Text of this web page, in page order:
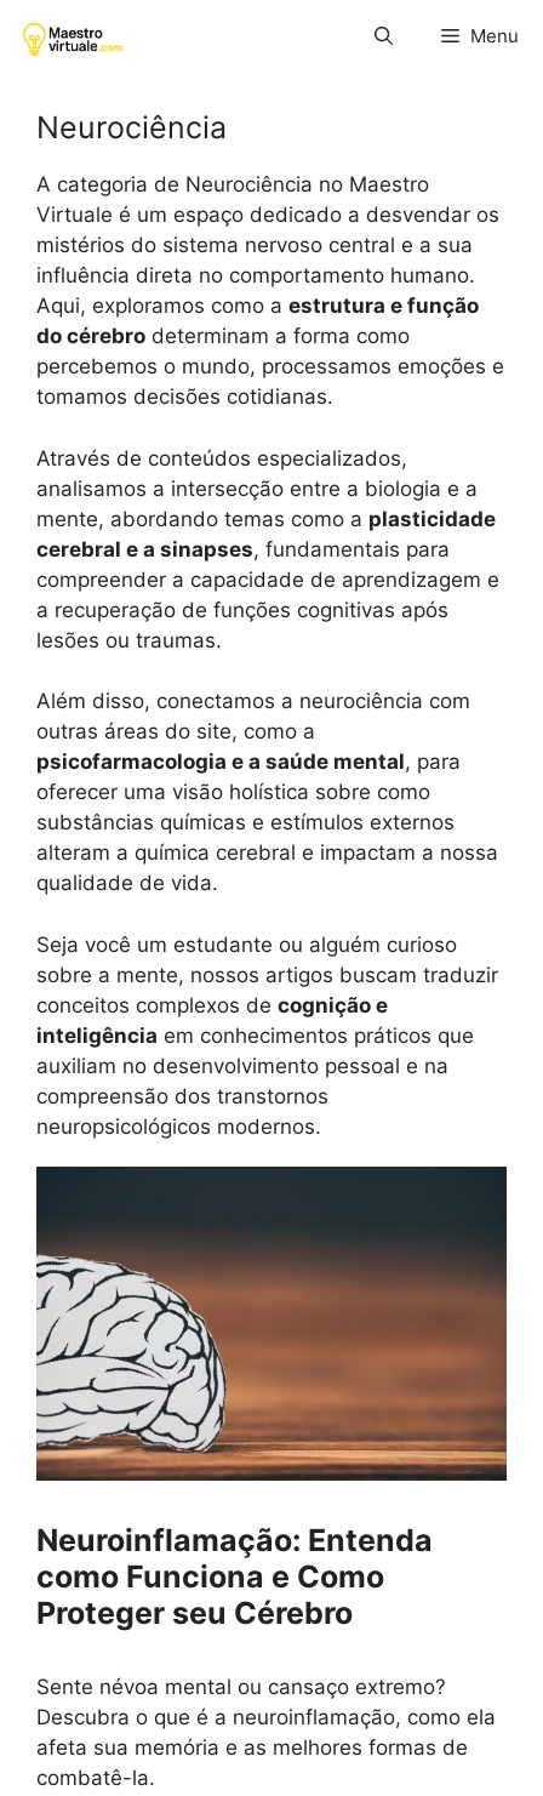
para
Menu
Neurociência
A categoria de Neurociência no Maestro
Virtuale é um espaço dedicado a desvendar os
mistérios do sistema nervoso central e a sua
influência direta no comportamento humano.
Aqui, exploramos como a estrutura e função
do cérebro determinam a forma como
percebemos o mundo, processamos emoções e
tomamos decisões cotidianas.
Através de conteúdos especializados,
analisamos a intersecção entre a biologia e a
mente, abordando temas como a plasticidade
cerebral e a sinapses, fundamentais para
compreender a capacidade de aprendizagem e
a recuperação de funções cognitivas após
lesões ou traumas.
Além disso, conectamos a neurociência com
outras áreas do site, como a
psicofarmacologia e a saúde mental, para
oferecer uma visão holística sobre como
substâncias químicas e estímulos externos
alteram a química cerebral e impactam a nossa
qualidade de vida.
Seja você um estudante ou alguém curioso
sobre a mente, nossos artigos buscam traduzir
conceitos complexos de cognição e
inteligência em conhecimentos práticos que
auxiliam no desenvolvimento pessoal e na
compreensão dos transtornos
neuropsicológicos modernos.
Neuroinflamação: Entenda
como Funciona e Como
Proteger seu Cérebro
Sente névoa mental ou cansaço extremo?
Descubra o que é a neuroinflamação, como ela
afeta sua memória e as melhores formas de
combatê-la.